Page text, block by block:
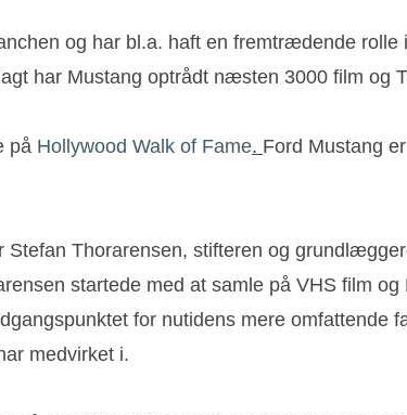
og har bl.a. haft en fremtrædende rolle
har Mustang optrådt næsten 3000 film og
på Hollywood Walk of Fame. Ford Mustang
Thorarensen, stifteren og
startede med at samle på VHS film
for nutidens mere omfattende
medvirket i.